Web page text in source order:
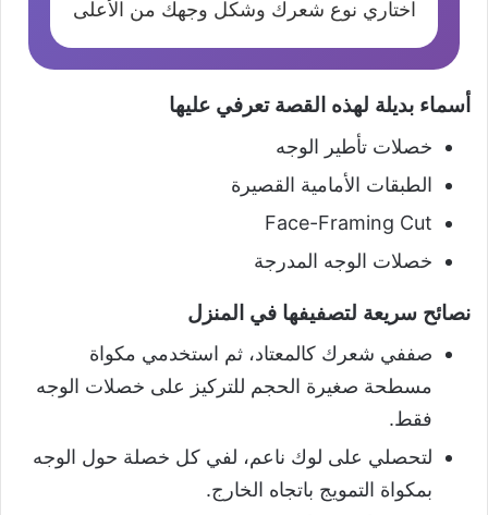
اختاري نوع شعرك وشكل وجهك من الأعلى
أسماء بديلة لهذه القصة تعرفي عليها
خصلات تأطير الوجه
الطبقات الأمامية القصيرة
Face-Framing Cut
خصلات الوجه المدرجة
نصائح سريعة لتصفيفها في المنزل
صففي شعرك كالمعتاد، ثم استخدمي مكواة
مسطحة صغيرة الحجم للتركيز على خصلات الوجه
فقط.
لتحصلي على لوك ناعم، لفي كل خصلة حول الوجه
بمكواة التمويج باتجاه الخارج.